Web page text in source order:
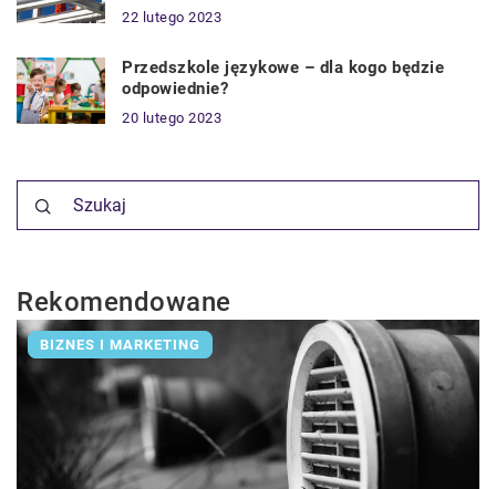
22 lutego 2023
Przedszkole językowe – dla kogo będzie
odpowiednie?
20 lutego 2023
Rekomendowane
BIZNES I MARKETING